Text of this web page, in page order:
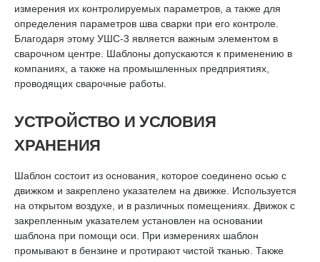
измерения их контролируемых параметров, а также для
определения параметров шва сварки при его контроле.
Благодаря этому УШС-3 является важным элементом в
сварочном центре. Шаблоны допускаются к применению в
компаниях, а также на промышленных предприятиях,
проводящих сварочные работы.
УСТРОЙСТВО И УСЛОВИЯ
ХРАНЕНИЯ
Шаблон состоит из основания, которое соединено осью с
движком и закреплено указателем на движке. Используется
на открытом воздухе, и в различных помещениях. Движок с
закрепленным указателем установлен на основании
шаблона при помощи оси. При измерениях шаблон
промывают в бензине и протирают чистой тканью. Также